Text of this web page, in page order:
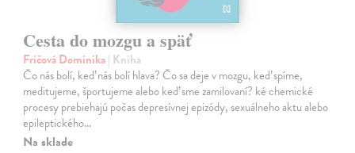
Cesta do mozgu a späť
Fričová Dominika| Kniha
Čo nás bolí, keď nás bolí hlava? Čo sa deje v mozgu, keď spíme,
meditujeme, športujeme alebo keď sme zamilovaní? ké chemické
procesy prebiehajú počas depresívnej epizódy, sexuálneho aktu alebo
epileptického…
Na sklade